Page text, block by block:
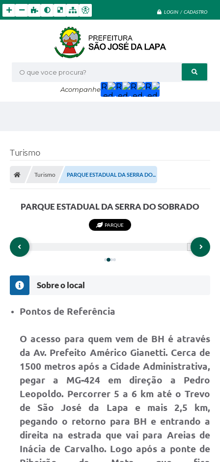
LOGIN / CADASTRO
O que voce procura?
Acompanhe
Turismo
Turismo PARQUE ESTADUAL DA SERRA DO...
PARQUE ESTADUAL DA SERRA DO SOBRADO
PARQUE
Sobre o local
Pontos de Referência
O acesso para quem vem de BH é através
da Av. Prefeito Américo Gianetti. Cerca de
1500 metros após a Cidade Administrativa,
pegar a MG-424 em direção a Pedro
Leopoldo. Percorrer 5 a 6 km até o Trevo
de São José da Lapa e mais 2,5 km,
pegando o retorno para BH e entrando a
direita na estrada que vai para Areias de
Inácia de Carvalho. Logo após a ponte de